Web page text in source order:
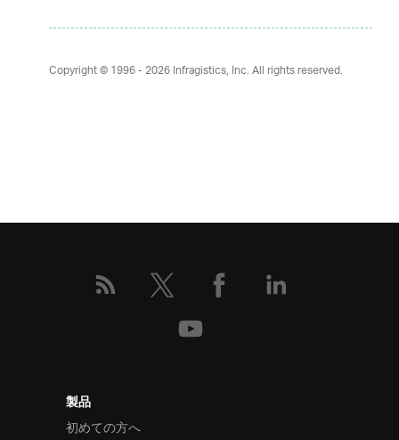
Copyright © 1996 - 2026Infragistics, Inc. All rights reserved.
製品
初めての方へ